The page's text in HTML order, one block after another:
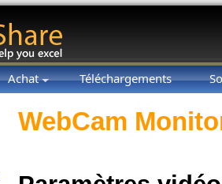
Achat Téléchargements
WebCam